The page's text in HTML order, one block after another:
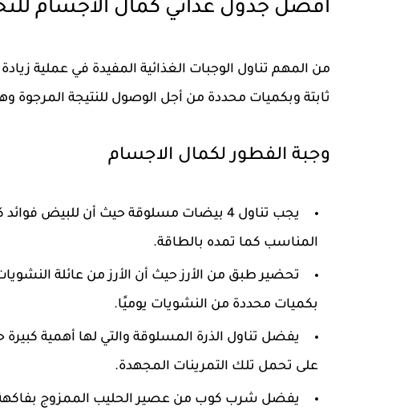
أفضل جدول غذائي كمال الأجسام
من المهم تناول الوجبات الغذائية المفيدة في عملية
ثابتة وبكميات محددة من أجل الوصول للنتيجة المرجوة
وجبة الفطور لكمال الاجسام
يجب تناول 4 بيضات مسلوقة حيث أن
المناسب كما تمده بالطاقة.
تحضير طبق من الأرز حيث أن الأرز من عائلة
بكميات محددة من النشويات يوميًا.
يفضل تناول الذرة المسلوقة والتي لها أهمية
على تحمل تلك التمرينات المجهدة.
يفضل شرب كوب من عصير الحليب الممزوج بفاكهة